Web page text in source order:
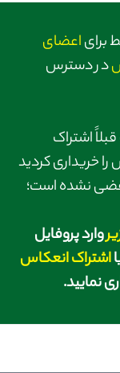
برایاعضای
در دسترس
اشتراک
خریداری کردید
نشده است؛
وارد پروفایل
اشتراک انعکاس
نمایید.